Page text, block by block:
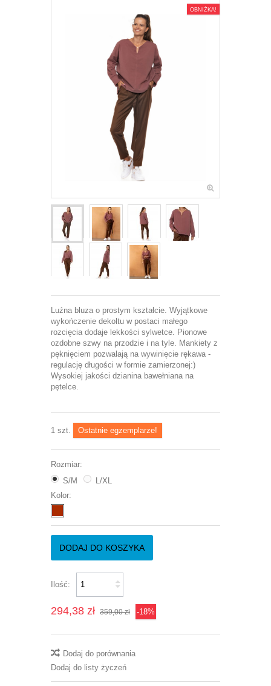
OBNIŻKA!
Luźna bluza o prostym kształcie. Wyjątkowe
wykończenie dekoltu w postaci małego
rozcięcia dodaje lekkości sylwetce. Pionowe
ozdobne szwy na przodzie i na tyle. Mankiety z
pęknięciem pozwalają na wywinięcie rękawa -
regulację długości w formie zamierzonej:)
Wysokiej jakości dzianina bawełniana na
pętelce.
1 szt. Ostatnie egzemplarze!
Rozmiar:
S/M
L/XL
Kolor:
DODAJ DO KOSZYKA
Ilość:
294,38 zł 359,00 zł -18%
Dodaj do porównania
Dodaj do listy życzeń